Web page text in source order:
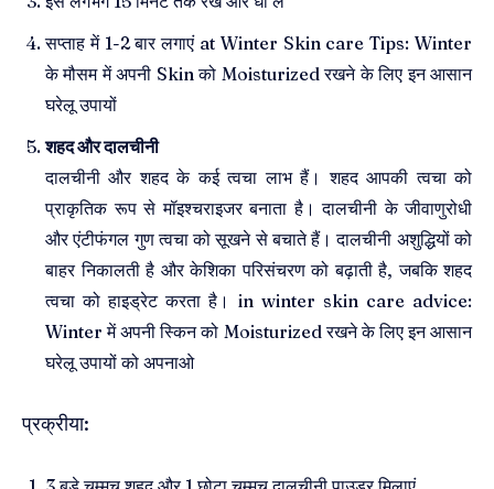
सप्ताह में 1-2 बार लगाएं at Winter Skin care Tips: Winter
के मौसम में अपनी Skin को Moisturized रखने के लिए इन आसान
घरेलू उपायों
शहद और दालचीनी
दालचीनी और शहद के कई त्वचा लाभ हैं। शहद आपकी त्वचा को
प्राकृतिक रूप से मॉइश्चराइजर बनाता है। दालचीनी के जीवाणुरोधी
और एंटीफंगल गुण त्वचा को सूखने से बचाते हैं। दालचीनी अशुद्धियों को
बाहर निकालती है और केशिका परिसंचरण को बढ़ाती है, जबकि शहद
त्वचा को हाइड्रेट करता है। in winter skin care advice:
Winter में अपनी स्किन को Moisturized रखने के लिए इन आसान
घरेलू उपायों को अपनाओ
प्रक्रीया: